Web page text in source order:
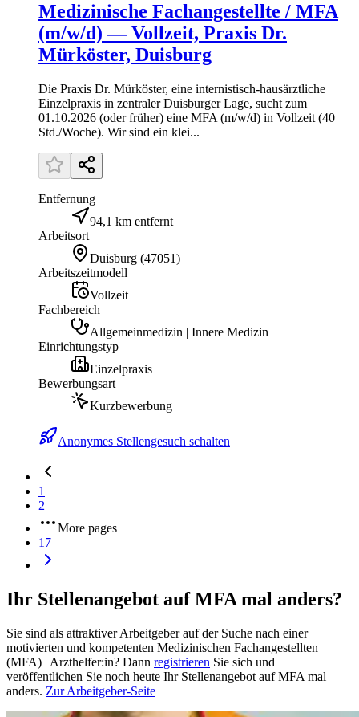
Medizinische Fachangestellte / MFA
(m/w/d) — Vollzeit, Praxis Dr.
Mürköster, Duisburg
Die Praxis Dr. Mürköster, eine internistisch-hausärztliche
Einzelpraxis in zentraler Duisburger Lage, sucht zum
01.10.2026 (oder früher) eine MFA (m/w/d) in Vollzeit (40
Std./Woche). Wir sind ein klei...
Entfernung
94,1 km entfernt
Arbeitsort
Duisburg (47051)
Arbeitszeitmodell
Vollzeit
Fachbereich
Allgemeinmedizin | Innere Medizin
Einrichtungstyp
Einzelpraxis
Bewerbungsart
Kurzbewerbung
Anonymes Stellengesuch schalten
1
2
More pages
17
Ihr Stellenangebot auf MFA mal anders?
Sie sind als attraktiver Arbeitgeber auf der Suche nach einer
motivierten und kompetenten Medizinischen Fachangestellten
(MFA) | Arzthelfer:in? Dann registrieren Sie sich und
veröffentlichen Sie noch heute Ihr Stellenangebot auf MFA mal
anders. Zur Arbeitgeber-Seite